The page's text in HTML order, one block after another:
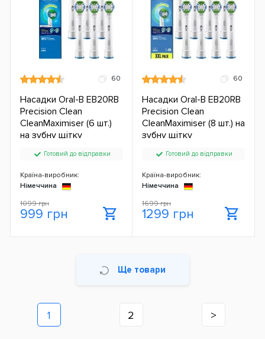
60
Насадки Oral-B EB20RB
Precision Clean
CleanMaximiser (6 шт.)
на зубну щітку
Готовий до відправки
Країна-виробник:
Німеччина
1099 грн
999 грн
60
Насадки Oral-B EB20RB
Precision Clean
CleanMaximiser (8 шт.) на
зубну щітку
Готовий до відправки
Країна-виробник:
Німеччина
1699 грн
1299 грн
Ще товари
1 2 >